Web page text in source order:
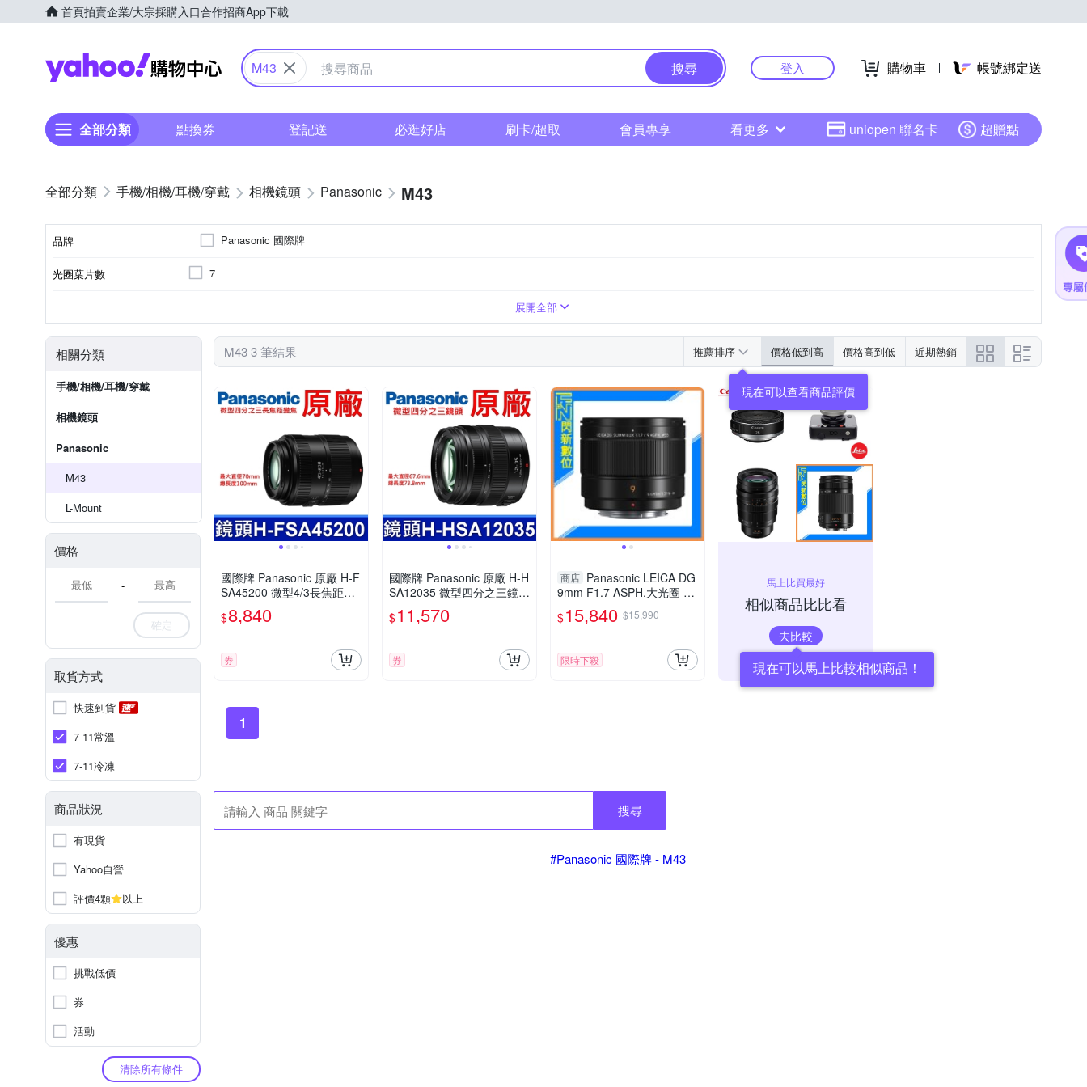
首頁拍賣企業/大宗採購入口合作招商App下載
Yahoo購物中心
M43 搜尋 登入 購物車 帳號綁定送
全部分類 點換券 登記送 必逛好店 刷卡/超取 會員專享 看更多 uniopen 聯名卡 超贈點
手機/相機/耳機/穿戴 相機鏡頭 Panasonic M43
品牌 Panasonic 國際牌
光圈葉片數 7
展開全部
相關分類
手機/相機/耳機/穿戴
相機鏡頭
Panasonic
M43
L-Mount
價格
-
確定
取貨方式
快速到貨
7-11常溫
7-11冷凍
商品狀況
有現貨
Yahoo自營
評價4顆
以上
優惠
挑戰低價
券
活動
清除所有條件
M43 3 筆結果 推薦排序 價格低到高 價格高到低 近期熱銷
現在可以查看商品評價
國際牌 Panasonic 原廠 H-F
SA45200 微型4/3長焦距變
焦鏡頭 LUMIX G X VARIO
45-200mm 單眼鏡頭 相機
$8,840
券
國際牌 Panasonic 原廠 H-H
SA12035 微型四分之三鏡頭
LUMIX G X VARIO 12-35m
m 相機
$11,570
券
商店 Panasonic LEICA DG
9mm F1.7 ASPH.大光圈 廣
角定焦 微距(公司貨)
$15,840 $15,990
限時下殺
馬上比買最好
相似商品比比看
去比較
現在可以馬上比較相似商品！
1
搜尋
#Panasonic 國際牌 - M43